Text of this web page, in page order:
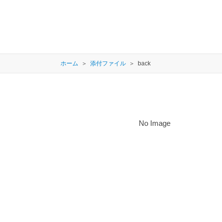
ホーム 添付ファイル back
No Image